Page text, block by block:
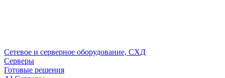
Сетевое и серверное оборудование, СХД
Cерверы
Готовые решения